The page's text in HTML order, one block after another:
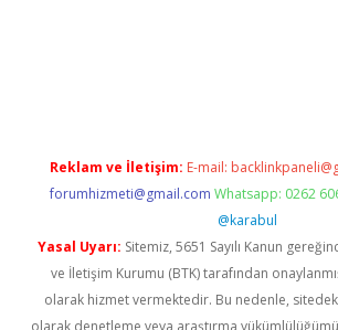
Reklam ve İletişim: E-mail:
forumhizmeti@gmail.com Whatsapp: 0262
@karabul
Yasal Uyarı: Sitemiz, 5651 Sayılı Kanun
ve İletişim Kurumu (BTK) tarafından
olarak hizmet vermektedir. Bu nedenle,
olarak denetleme veya araştırma